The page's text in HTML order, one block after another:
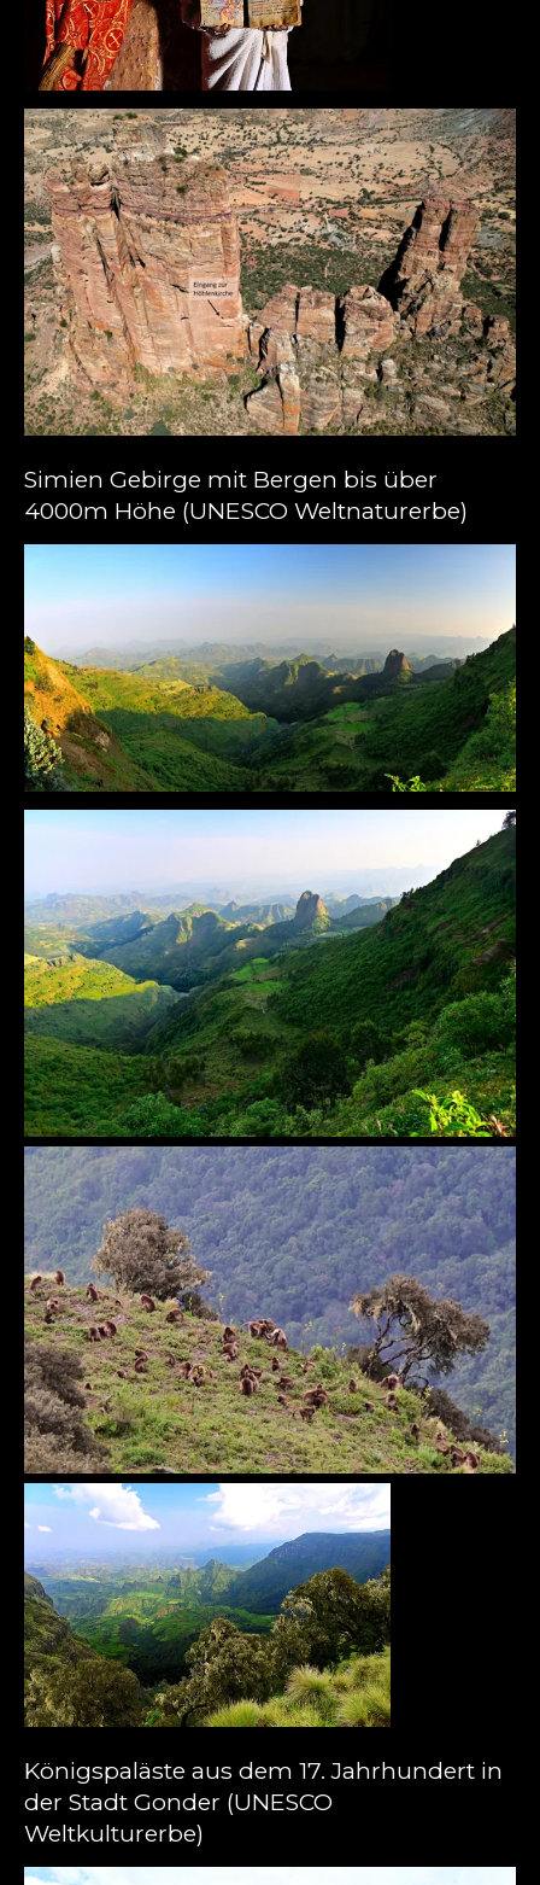
Simien Gebirge mit Bergen bis über
4000m Höhe (UNESCO Weltnaturerbe)
Königspaläste aus dem 17. Jahrhundert in
der Stadt Gonder (UNESCO
Weltkulturerbe)